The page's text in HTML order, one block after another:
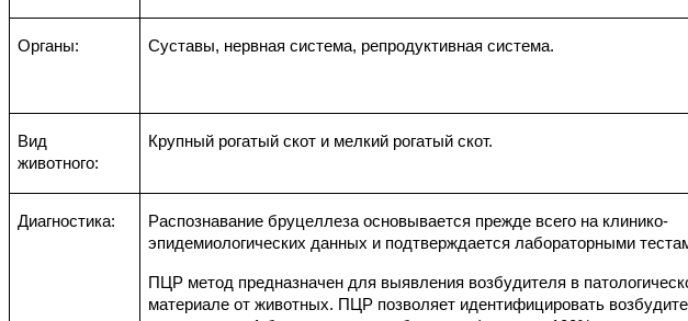
Органы: Суставы, нервная система, репродуктивная система.
Вид
животного:
Крупный рогатый скот и мелкий рогатый скот.
Диагностика:
Распознавание бруцеллеза основывается прежде всего на клинико-
эпидемиологических данных и подтверждается лабораторными
ПЦР метод предназначен для выявления возбудителя в
материале от животных. ПЦР позволяет идентифицировать